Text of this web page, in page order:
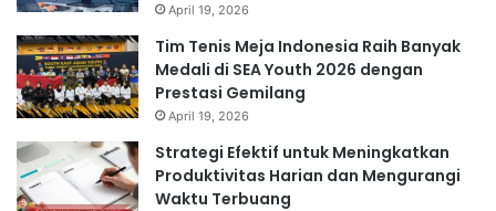
April 19, 2026
Tim Tenis Meja Indonesia Raih Banyak
Medali di SEA Youth 2026 dengan
Prestasi Gemilang
April 19, 2026
Strategi Efektif untuk Meningkatkan
Produktivitas Harian dan Mengurangi
Waktu Terbuang